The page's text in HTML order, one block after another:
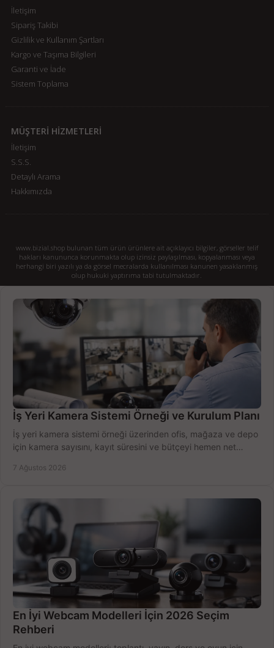
İletişim
Sipariş Takibi
Gizlilik ve Kullanım Şartları
Kargo ve Taşıma Bilgileri
Garanti ve İade
Sistem Toplama
MÜŞTERİ HİZMETLERİ
İletişim
S.S.S.
Detaylı Arama
Hakkımızda
www.bizial.shop bulunan tüm ürün ürünlere ait açıklayıcı bilgiler, görseller telif
hakları kanununca korunmakta olup izinsiz paylaşılması, kopyalanması veya
herhangi biri yazılı ya da görsel mecralarda kullanılması kanunen yasaklanmış
olup hukuki yaptırıma tabi tutulmaktadır.
İş Yeri Kamera Sistemi Örneği ve Kurulum Planı
İş yeri kamera sistemi örneği üzerinden ofis, mağaza ve depo
için kamera sayısını, kayıt süresini ve bütçeyi hemen net
7 Ağustos 2026
En İyi Webcam Modelleri İçin 2026 Seçim
Rehberi